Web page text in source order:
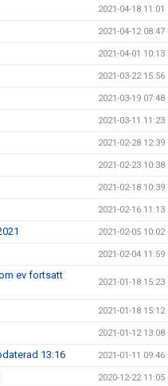
2021-04-18 11:01
2021-04-12 08:47
2021-04-01 10:13
2021-03-22 15:56
2021-03-19 07:48
2021-03-11 11:23
2021-02-28 12:39
2021-02-23 10:38
2021-02-18 10:39
2021-02-16 11:13
2021-02-05 10:02
2021-02-04 11:59
ev fortsatt
2021-01-18 15:23
2021-01-18 15:12
2021-01-12 13:08
13:16 2021-01-11 09:46
2020-12-22 11:05